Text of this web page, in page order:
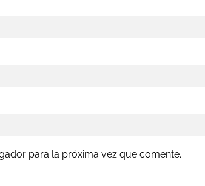
para la próxima vez que comente.